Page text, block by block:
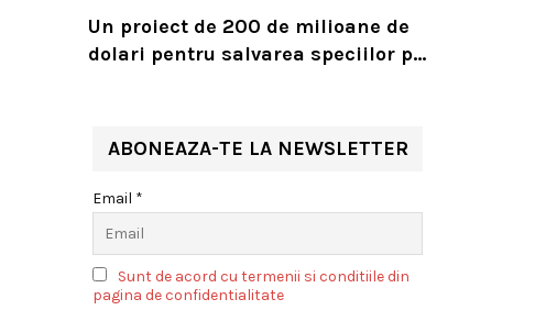
Un proiect de 200 de milioane de
dolari pentru salvarea speciilor pe
ABONEAZA-TE LA NEWSLETTER
Email *
Sunt de acord cu termenii si conditiile din
pagina de confidentialitate